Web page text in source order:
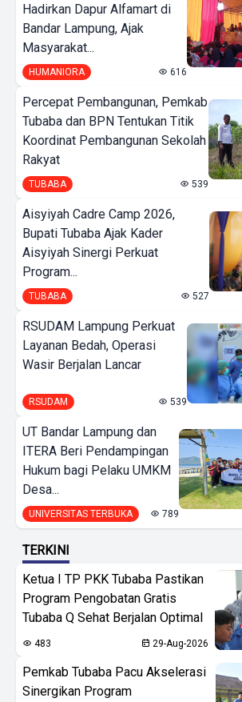
Hadirkan Dapur Alfamart di
Bandar Lampung, Ajak
Masyarakat...
HUMANIORA 616
Percepat Pembangunan, Pemkab
Tubaba dan BPN Tentukan Titik
Koordinat Pembangunan Sekolah
Rakyat
TUBABA 539
Aisyiyah Cadre Camp 2026,
Bupati Tubaba Ajak Kader
Aisyiyah Sinergi Perkuat
Program...
TUBABA 527
RSUDAM Lampung Perkuat
Layanan Bedah, Operasi
Wasir Berjalan Lancar
RSUDAM 539
UT Bandar Lampung dan
ITERA Beri Pendampingan
Hukum bagi Pelaku UMKM
Desa...
UNIVERSITAS TERBUKA 789
TERKINI
Ketua I TP PKK Tubaba Pastikan
Program Pengobatan Gratis
Tubaba Q Sehat Berjalan Optimal
483 29-Aug-2026
Pemkab Tubaba Pacu Akselerasi
Sinergikan Program